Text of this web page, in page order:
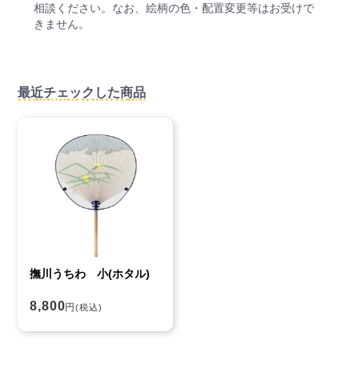
相談ください。なお、絵柄の色・配置変更等はお受けで
きません。
最近チェックした商品
撫川うちわ 小(ホタル)
8,800円(税込)